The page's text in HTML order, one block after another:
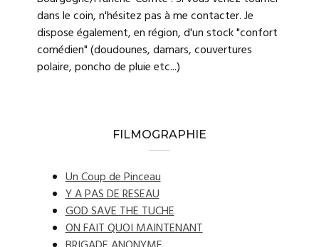
dans le coin, n'hésitez pas à me contacter. Je
dispose également, en région, d'un stock "confort
comédien" (doudounes, damars, couvertures
polaire, poncho de pluie etc...)
FILMOGRAPHIE
Un Coup de Pinceau
Y A PAS DE RESEAU
GOD SAVE THE TUCHE
ON FAIT QUOI MAINTENANT